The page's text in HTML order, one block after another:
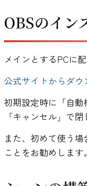
OBSのイン
メインとするPCに
公式サイトからダウ
初期設定時に「自
「キャンセル」で閉
また、初めて使う
ことをお勧めします